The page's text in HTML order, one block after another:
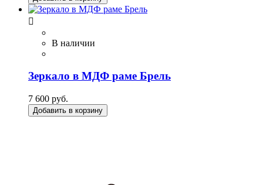

В наличии
Зеркало в МДФ раме Брель
7 600 руб.
Добавить в корзину